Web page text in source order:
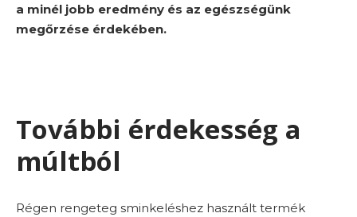
a minél jobb eredmény és az egészségünk
megőrzése érdekében.
További érdekesség a
múltból
Régen rengeteg sminkeléshez használt termék